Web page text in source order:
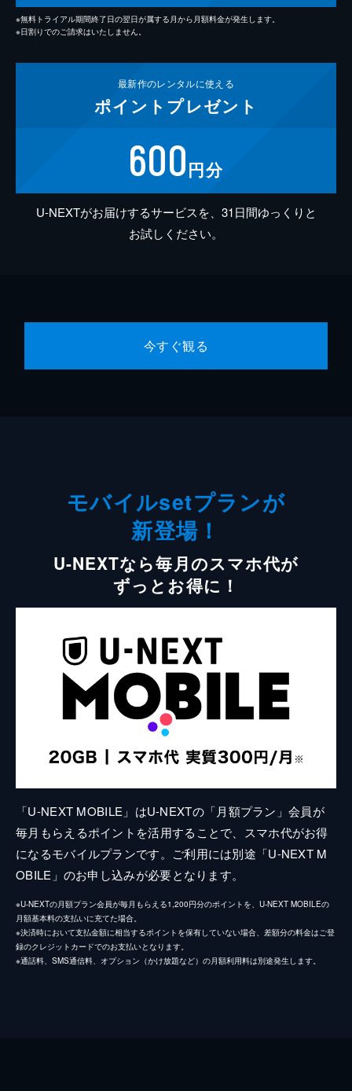
※無料トライアル期間終了日の翌日が属する月から月額料金が発生します。
※日割りでのご請求はいたしません。
最新作のレンタルに使える
ポイント プレゼント
600円分
U-NEXTがお届けするサービスを、31日間ゆっくりと
お試しください。
今すぐ観る
モバイルsetプランが
新登場！
U-NEXTなら毎月のスマホ代が
ずっとお得に！
「U-NEXT MOBILE」はU-NEXTの「月額プラン」会員が
毎月もらえるポイントを活用することで、スマホ代がお得
になるモバイルプランです。ご利用には別途「U-NEXT M
OBILE」のお申し込みが必要となります。
※U-NEXTの月額プラン会員が毎月もらえる1,200円分のポイントを、U-NEXT MOBILEの
月額基本料の支払いに充てた場合。
※決済時において支払金額に相当するポイントを保有していない場合、差額分の料金はご登
録のクレジットカードでのお支払いとなります。
※通話料、SMS通信料、オプション（かけ放題など）の月額利用料は別途発生します。